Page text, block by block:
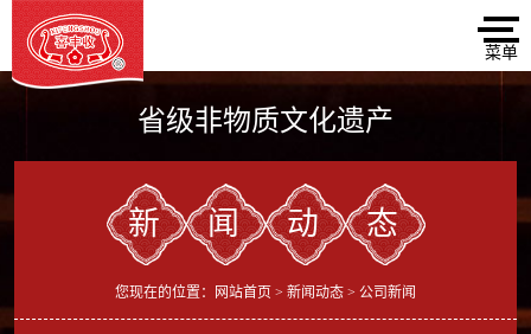
省级非物质文化遗产
新闻动态
您现在的位置： 网站首页 > 新闻动态 > 公司新闻